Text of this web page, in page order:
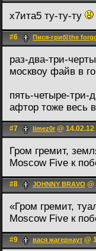
х7ита5 ту-ту-ту
#6 Пися-гриб[the
раз-два-три-
москвоу файв в
пять-четыре-три-
афтор тоже весь
#7 limez0r @
Гром гремит,
Moscow Five к
#8 JOHNNY BRАVO @
«Гром гремит,
Moscow Five к
#9 вася жагернаут @